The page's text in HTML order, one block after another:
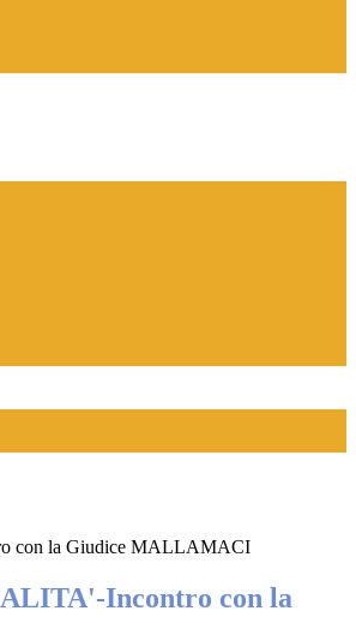
con la Giudice MALLAMACI
Incontro con la